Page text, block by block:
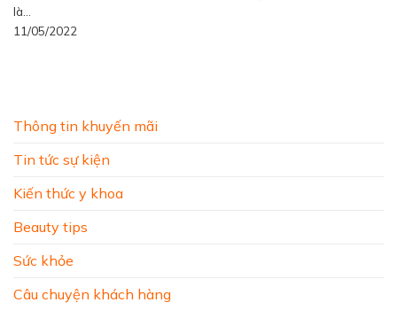
Thông tin khuyến mãi
Tin tức sự kiện
Kiến thức y khoa
Beauty tips
Sức khỏe
Câu chuyện khách hàng
là...
11/05/2022